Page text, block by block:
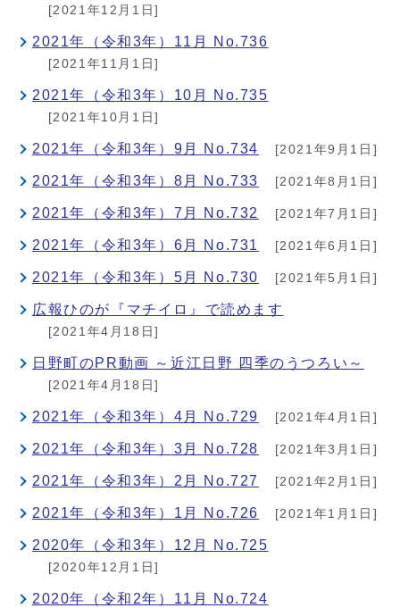
[2021年12月1日]
2021年（令和3年）11月 No.736
[2021年11月1日]
2021年（令和3年）10月 No.735
[2021年10月1日]
2021年（令和3年）9月 No.734 [2021年9月1日]
2021年（令和3年）8月 No.733 [2021年8月1日]
2021年（令和3年）7月 No.732 [2021年7月1日]
2021年（令和3年）6月 No.731 [2021年6月1日]
2021年（令和3年）5月 No.730 [2021年5月1日]
広報ひのが『マチイロ』で読めます
[2021年4月18日]
日野町のPR動画 ～近江日野 四季のうつろい～
[2021年4月18日]
2021年（令和3年）4月 No.729 [2021年4月1日]
2021年（令和3年）3月 No.728 [2021年3月1日]
2021年（令和3年）2月 No.727 [2021年2月1日]
2021年（令和3年）1月 No.726 [2021年1月1日]
2020年（令和3年）12月 No.725
[2020年12月1日]
2020年（令和2年）11月 No.724